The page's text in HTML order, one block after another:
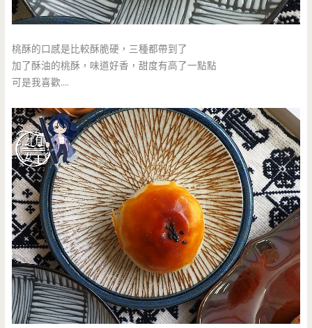
桃酥的口感是比較酥脆硬，三種都帶到了
加了酥油的桃酥，味道好香，甜度有高了一點點
可是我喜歡….